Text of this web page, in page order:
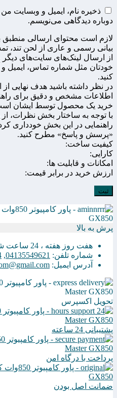
ذخیره نام، ایمیل و وبسایت
دوباره دیدگاهی می‌نویسم.
لازم است محتوای ارسالی
بیانی رسمی و عاری از لحن تند،
از ارسال لینک‌های سایت‌های
خودتان مثل شماره تماس، ایمیل
کنید.
در نظر داشته باشید هدف نهایی از
اطلاعات مشخص و دقیق برای
خرید یک محصول توسط ایشان
با توجه به ساختار بخش نظرات،
راهنمایی در این بخش خودداری
«پرسش و پاسخ» مطرح کنید.
کیفیت ساخت:
کارایی:
امکانات و قابلیت ها:
ارزش خرید در برابر قیمت:
پرش به بالا
هفت روز هفته ، 24 ساعت شبانه‌روز پاسخگوی شما هستیم.
شماره تلفن: 04135549621
,
آدرس ایمیل:
تحویل اکسپرس
پشتیبانی 24 ساعته
پرداخت با درگاه امن
ضمانت اصل بودن